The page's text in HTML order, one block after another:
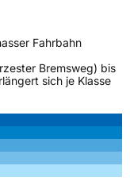
Fahrbahn
Bremsweg) bis
sich je Klasse